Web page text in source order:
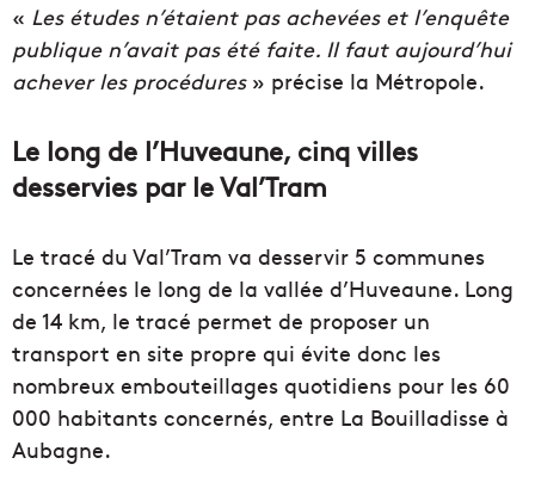
« Les études n’étaient pas achevées et l’enquête
publique n’avait pas été faite. Il faut aujourd’hui
achever les procédures» précise la Métropole.
Le long de l’Huveaune, cinq villes
desservies par le Val’Tram
Le tracé du Val’Tram va desservir 5 communes
concernées le long de la vallée d’Huveaune. Long
de 14 km, le tracé permet de proposer un
transport en site propre qui évite donc les
nombreux embouteillages quotidiens pour les 60
000 habitants concernés, entre La Bouilladisse à
Aubagne.